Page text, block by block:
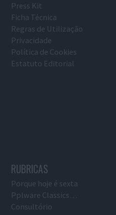
Press Kit
Ficha Técnica
Regras de Utilização
Privacidade
Política de Cookies
Estatuto Editorial
RUBRICAS
Porque hoje é sexta
Pplware Classics…
Consultório